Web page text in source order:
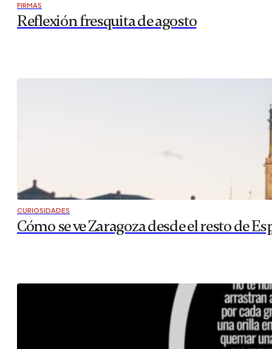
FIRMAS
Reflexión fresquita de agosto
CURIOSIDADES
Cómo se ve Zaragoza desde el resto de